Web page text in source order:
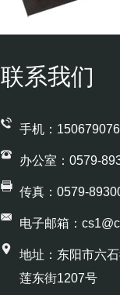
联系我们
手机：
办公室：0579-
传真：0579-
电子邮箱：
地址：东阳市六
莲东街1207号